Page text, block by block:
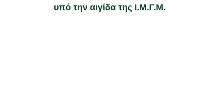
υπό την αιγίδα της Ι.Μ.Γ.Μ.